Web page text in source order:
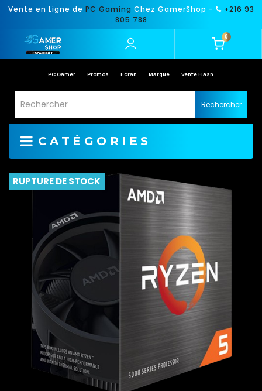
Vente en Ligne de PC Gaming Chez GamerShop -
+216 93
805 788
0
PC Gamer Promos Ecran Marque Vente Flash
Rechercher
CATÉGORIES
RUPTURE DE STOCK